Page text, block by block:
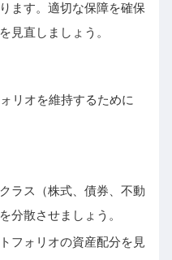
ます。適切な保障を確保
見直しましょう。
リオを維持するために
ラス（株式、債券、不動
分散させましょう。
フォリオの資産配分を見